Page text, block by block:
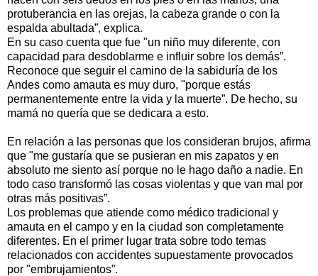
protuberancia en las orejas, la cabeza grande o con la
espalda abultada”, explica.
En su caso cuenta que fue "un niño muy diferente, con
capacidad para desdoblarme e influir sobre los demás”.
Reconoce que seguir el camino de la sabiduría de los
Andes como amauta es muy duro, "porque estás
permanentemente entre la vida y la muerte”. De hecho, su
mamá no quería que se dedicara a esto.
En relación a las personas que los consideran brujos, afirma
que "me gustaría que se pusieran en mis zapatos y en
absoluto me siento así porque no le hago daño a nadie. En
todo caso transformó las cosas violentas y que van mal por
otras más positivas”.
Los problemas que atiende como médico tradicional y
amauta en el campo y en la ciudad son completamente
diferentes. En el primer lugar trata sobre todo temas
relacionados con accidentes supuestamente provocados
por "embrujamientos”.